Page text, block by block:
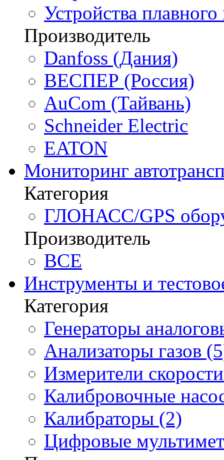
Устройства
Производитель
Danfoss (Дания)
ВЕСПЕР (Россия)
AuCom (Тайвань)
Schneider Electric
EATON
Мониторинг
Категория
ГЛОНАСС/GPS
Производитель
BCE
Инструменты и
Категория
Генераторы
Анализаторы газов
Измерители
Калибровочные
Калибраторы (2)
Цифровые